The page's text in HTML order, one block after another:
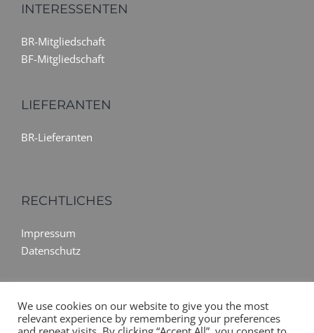
INTERESSENTEN
BR-Mitgliedschaft
BF-Mitgliedschaft
LIEFERANTEN
BR-Lieferanten
RECHTLICHES
Impressum
Datenschutz
We use cookies on our website to give you the most
relevant experience by remembering your preferences